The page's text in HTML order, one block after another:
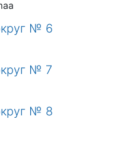
№ 6
№ 7
№ 8